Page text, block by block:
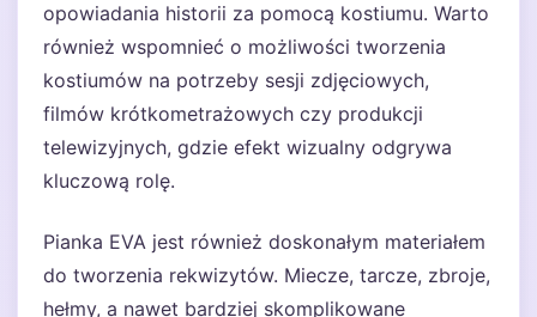
opowiadania historii za pomocą kostiumu. Warto
również wspomnieć o możliwości tworzenia
kostiumów na potrzeby sesji zdjęciowych,
filmów krótkometrażowych czy produkcji
telewizyjnych, gdzie efekt wizualny odgrywa
kluczową rolę.
Pianka EVA jest również doskonałym materiałem
do tworzenia rekwizytów. Miecze, tarcze, zbroje,
hełmy, a nawet bardziej skomplikowane